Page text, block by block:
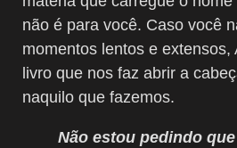
não é para você. Caso você
momentos lentos e extensos,
livro que nos faz abrir a
naquilo que fazemos.
Não estou pedindo